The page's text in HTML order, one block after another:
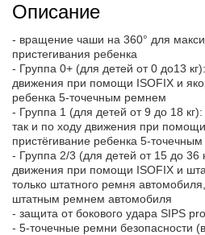
Описание
- вращение чаши на 360° для
пристегивания ребенка
- Группа 0+ (для детей от 0 до13
движения при помощи ISOFIX и
ребенка 5-точечным ремнем
- Группа 1 (для детей от 9 до 18
так и по ходу движения при
пристёгивание ребенка 5-
- Группа 2/3 (для детей от 15 до 36
движения при помощи ISOFIX и
только штатного ремня
штатным ремнем автомобиля
- защита от бокового удара SIPS
- 5-точечные ремни безопасности